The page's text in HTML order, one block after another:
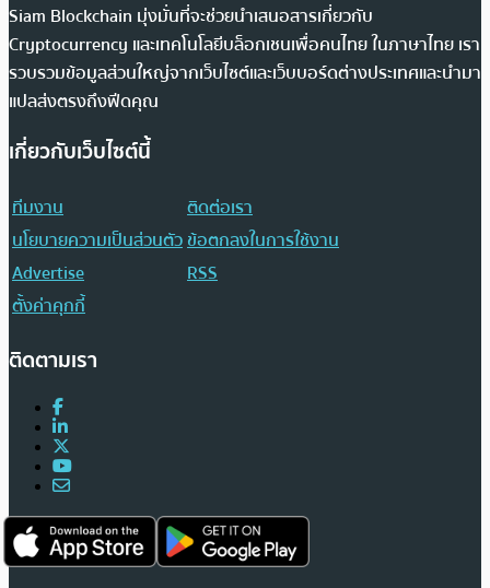
Siam Blockchain มุ่งมั่นที่จะช่วยนำเสนอสารเกี่ยวกับ
Cryptocurrency และเทคโนโลยีบล็อกเชนเพื่อคนไทย ในภาษาไทย เรา
รวบรวมข้อมูลส่วนใหญ่จากเว็บไซต์และเว็บบอร์ดต่างประเทศและนำมา
แปลส่งตรงถึงฟีดคุณ
เกี่ยวกับเว็บไซต์นี้
ทีมงาน
ติดต่อเรา
นโยบายความเป็นส่วนตัวข้อตกลงในการใช้งาน
Advertise
RSS
ตั้งค่าคุกกี้
ติดตามเรา